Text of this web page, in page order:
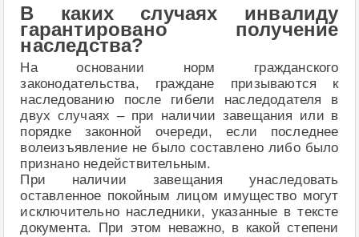
В каких случаях инвалиду
гарантировано получение
наследства?
На основании норм гражданского
законодательства, граждане призываются к
наследованию после гибели наследодателя в
двух случаях – при наличии завещания или в
порядке законной очереди, если последнее
волеизъявление не было составлено либо было
признано недействительным.
При наличии завещания унаследовать
оставленное покойным лицом имущество могут
исключительно наследники, указанные в тексте
документа. При этом неважно, в какой степени